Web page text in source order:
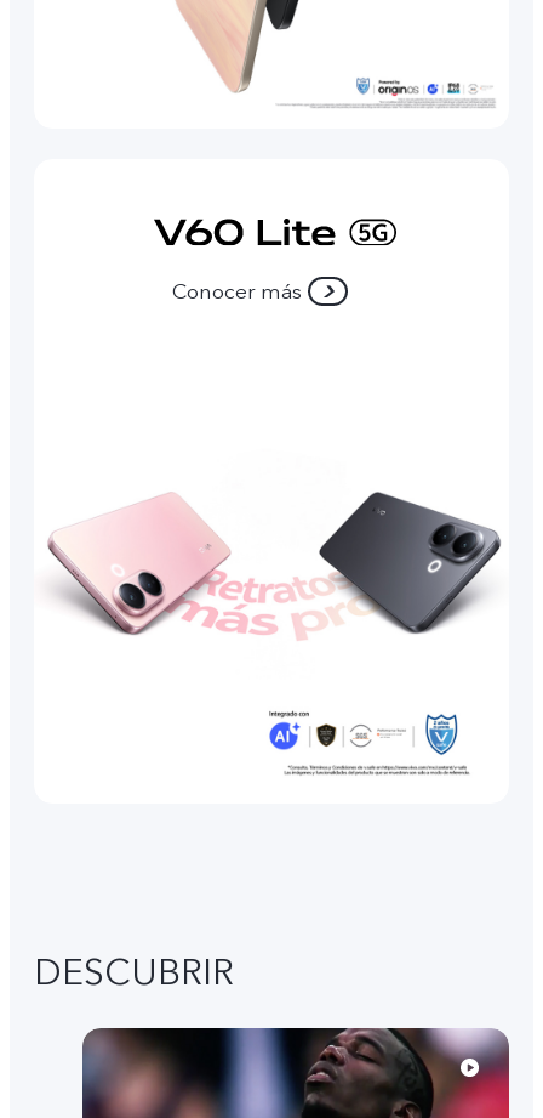
Conocer más
DESCUBRIR